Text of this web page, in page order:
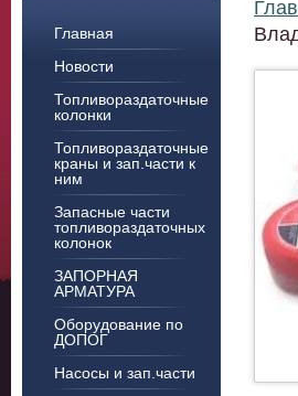
Главная
Новости
Топливораздаточные
колонки
Топливораздаточные
краны и зап.части к
ним
Запасные части
топливораздаточных
колонок
ЗАПОРНАЯ
АРМАТУРА
Оборудование по
ДОПОГ
Насосы и зап.части